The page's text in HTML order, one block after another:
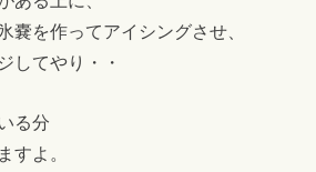
嚢を作ってアイシングさせ、
してやり・・
る分
すよ。